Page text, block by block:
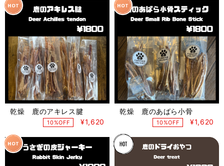
乾燥 鹿のアキレス腱
10%OFF ¥1,620
乾燥 鹿のあばら小骨
10%OFF ¥1,620